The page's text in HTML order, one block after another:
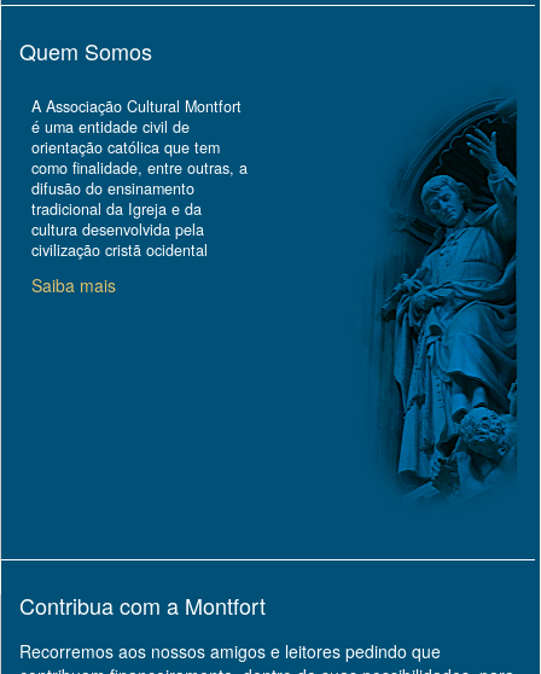
Quem Somos
A Associação Cultural Montfort
é uma entidade civil de
orientação católica que tem
como finalidade, entre outras, a
difusão do ensinamento
tradicional da Igreja e da
cultura desenvolvida pela
civilização cristã ocidental
Saiba mais
Contribua com a Montfort
Recorremos aos nossos amigos e leitores pedindo que